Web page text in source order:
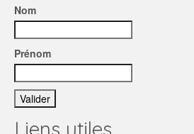
Nom
Prénom
Liens utiles